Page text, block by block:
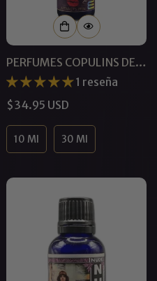
PERFUMES COPULINS DE
MAUI KISS™1 reseña
Precio
$34.95 USD
10 Ml 30 Ml